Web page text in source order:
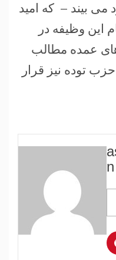
می بیند – که امید
این وظیفه در
عمده مطالب
توده نیز قرار
n